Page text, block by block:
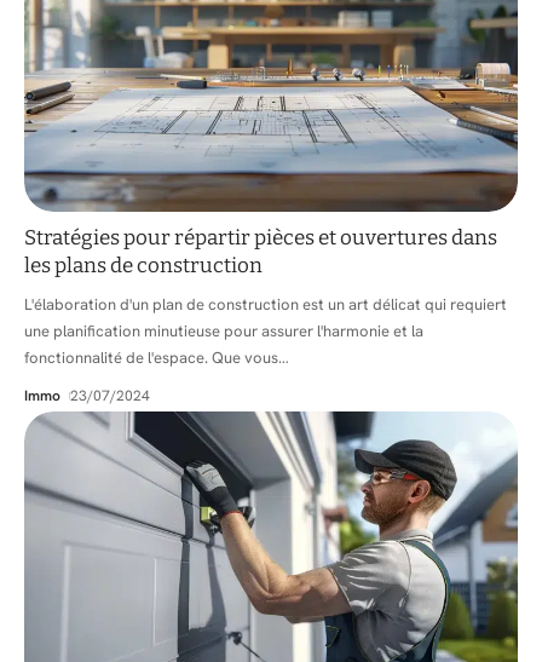
Stratégies pour répartir pièces et ouvertures dans
les plans de construction
L'élaboration d'un plan de construction est un art délicat qui requiert
une planification minutieuse pour assurer l'harmonie et la
fonctionnalité de l'espace. Que vous…
Immo 23/07/2024